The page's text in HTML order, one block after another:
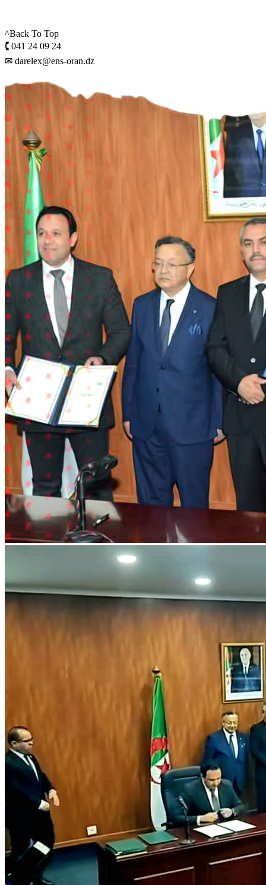
^Back To Top
🕻 041 24 09 24
✉ darelex@ens-oran.dz